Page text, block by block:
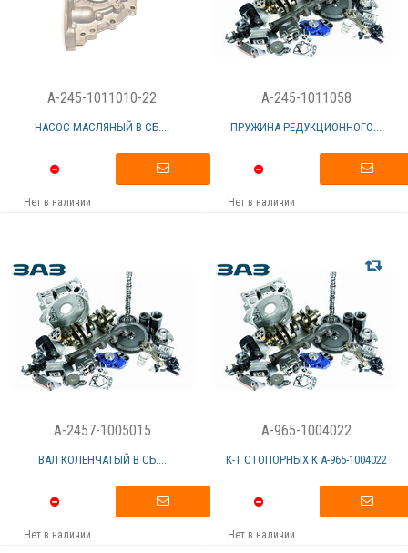
A-245-1011010-22
НАСОС МАСЛЯНЫЙ В СБ....
Нет в наличии
A-245-1011058
ПРУЖИНА РЕДУКЦИОННОГО...
Нет в наличии
A-2457-1005015
ВАЛ КОЛЕНЧАТЫЙ В СБ....
Нет в наличии
A-965-1004022
К-Т СТОПОРНЫХ К А-965-1004022
Нет в наличии